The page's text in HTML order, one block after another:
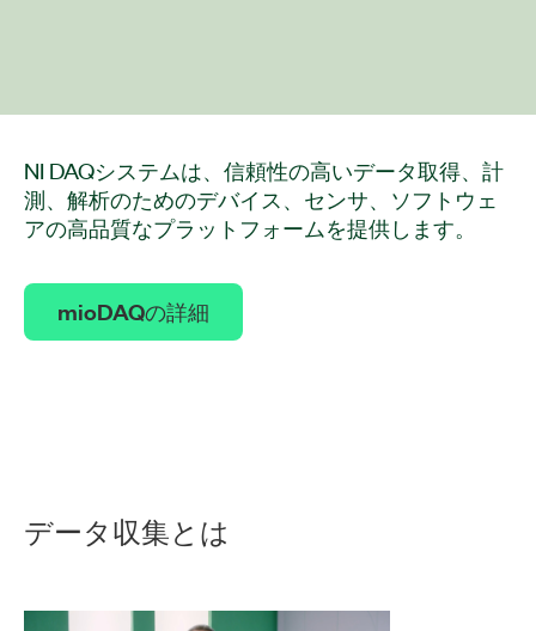
NI DAQシステムは、信頼性の高いデータ取得、計
測、解析のためのデバイス、センサ、ソフトウェ
アの高品質なプラットフォームを提供します。
mioDAQの詳細
データ 収集とは